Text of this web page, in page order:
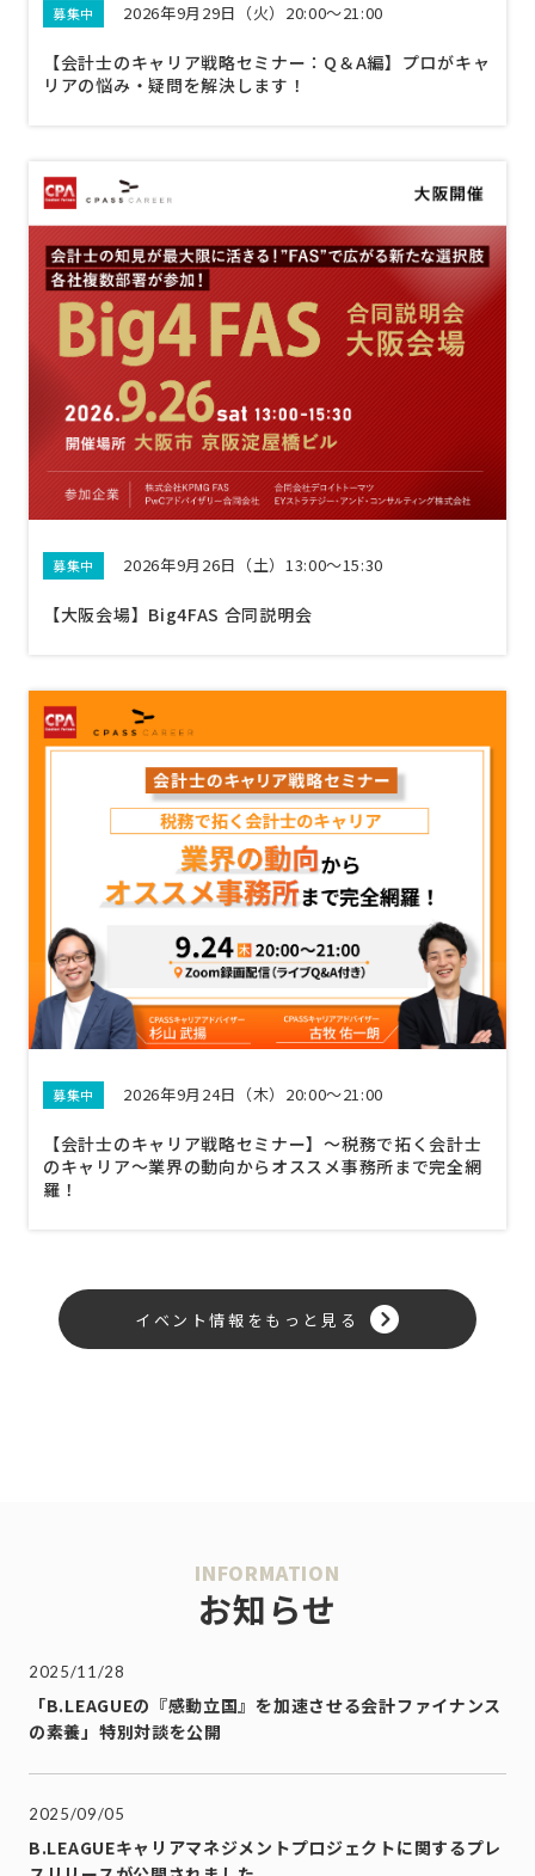
募集中 2026年9月29日（火）20:00～21:00
【会計士のキャリア戦略セミナー：Q＆A編】プロがキャ
リアの悩み・疑問を解決します！
募集中 2026年9月26日（土）13:00〜15:30
【大阪会場】Big4FAS 合同説明会
募集中 2026年9月24日（木）20:00～21:00
【会計士のキャリア戦略セミナー】〜税務で拓く会計士
のキャリア〜業界の動向からオススメ事務所まで完全網
羅！
イベント情報をもっと見る
INFORMATION
お知らせ
2025/11/28
「B.LEAGUEの『感動立国』を加速させる会計ファイナンス
の素養」特別対談を公開
2025/09/05
B.LEAGUEキャリアマネジメントプロジェクトに関するプレ